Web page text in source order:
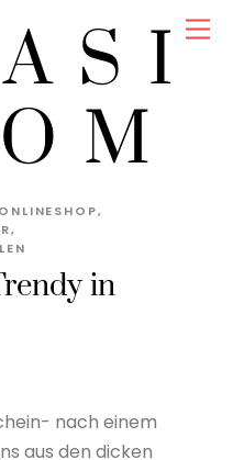
in
ONLINESHOP,
,
nach einem
aus den dicken